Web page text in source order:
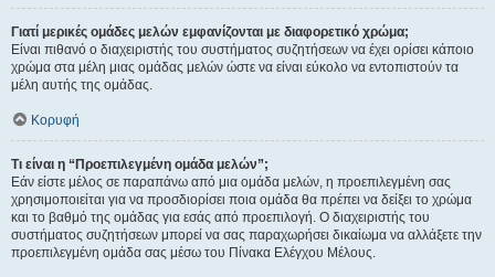
Γιατί μερικές ομάδες μελών εμφανίζονται με διαφορετικό χρώμα;
Είναι πιθανό ο διαχειριστής του συστήματος συζητήσεων να έχει ορίσει κάποιο
χρώμα στα μέλη μιας ομάδας μελών ώστε να είναι εύκολο να εντοπιστούν τα
μέλη αυτής της ομάδας.
Κορυφή
Τι είναι η “Προεπιλεγμένη ομάδα μελών”;
Εάν είστε μέλος σε παραπάνω από μια ομάδα μελών, η προεπιλεγμένη σας
χρησιμοποιείται για να προσδιορίσει ποια ομάδα θα πρέπει να δείξει το χρώμα
και το βαθμό της ομάδας για εσάς από προεπιλογή. Ο διαχειριστής του
συστήματος συζητήσεων μπορεί να σας παραχωρήσει δικαίωμα να αλλάξετε την
προεπιλεγμένη ομάδα σας μέσω του Πίνακα Ελέγχου Μέλους.